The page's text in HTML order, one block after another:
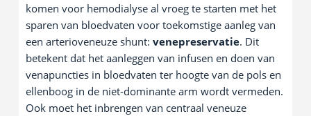
komen voor hemodialyse al vroeg te starten met het
sparen van bloedvaten voor toekomstige aanleg van
een arterioveneuze shunt: venepreservatie. Dit
betekent dat het aanleggen van infusen en doen van
venapuncties in bloedvaten ter hoogte van de pols en
ellenboog in de niet-dominante arm wordt vermeden.
Ook moet het inbrengen van centraal veneuze